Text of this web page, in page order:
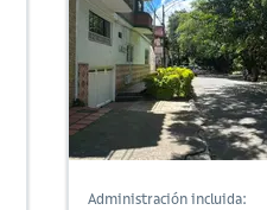
Administración incluida: